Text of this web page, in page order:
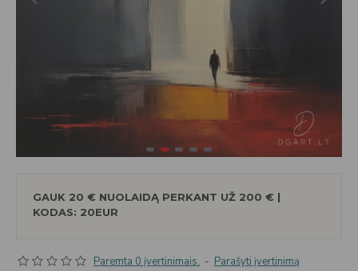
GAUK 20 € NUOLAIDĄ PERKANT UŽ 200 € |
KODAS: 20EUR
Paremta 0 įvertinimais. - Parašyti įvertinimą